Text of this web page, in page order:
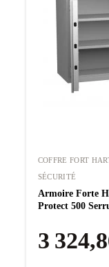
COFFRE FORT
SÉCURITÉ
Armoire Forte
Protect 500
3